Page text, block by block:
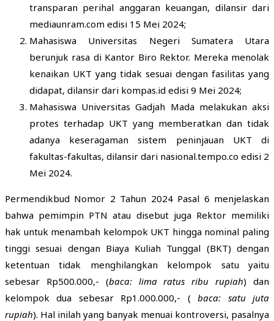
transparan perihal anggaran keuangan, dilansir dari
mediaunram.com edisi 15 Mei 2024;
Mahasiswa Universitas Negeri Sumatera Utara
berunjuk rasa di Kantor Biro Rektor. Mereka menolak
kenaikan UKT yang tidak sesuai dengan fasilitas yang
didapat, dilansir dari kompas.id edisi 9 Mei 2024;
Mahasiswa Universitas Gadjah Mada melakukan aksi
protes terhadap UKT yang memberatkan dan tidak
adanya keseragaman sistem peninjauan UKT di
fakultas-fakultas, dilansir dari nasional.tempo.co edisi 2
Mei 2024.
Permendikbud Nomor 2 Tahun 2024 Pasal 6 menjelaskan
bahwa pemimpin PTN atau disebut juga Rektor memiliki
hak untuk menambah kelompok UKT hingga nominal paling
tinggi sesuai dengan Biaya Kuliah Tunggal (BKT) dengan
ketentuan tidak menghilangkan kelompok satu yaitu
sebesar Rp500.000,- (baca: lima ratus ribu rupiah) dan
kelompok dua sebesar Rp1.000.000,- ( baca: satu juta
rupiah). Hal inilah yang banyak menuai kontroversi, pasalnya